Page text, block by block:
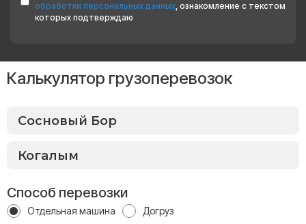
обработки персональных данных, ознакомление с текстом
которых подтверждаю
Калькулятор грузоперевозок
Способ перевозки
Отдельная машина Догруз